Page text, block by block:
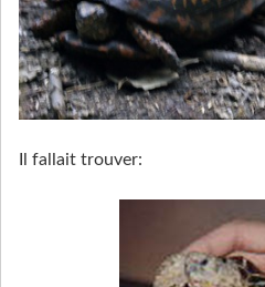
Il fallait trouver: